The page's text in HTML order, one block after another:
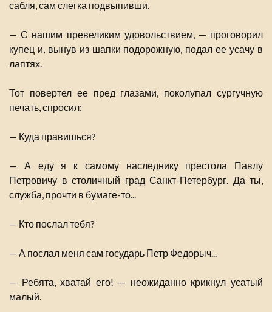
сабля, сам слегка подвыпивши.
— С нашим превеликим удовольствием, — проговорил
купец и, вынув из шапки подорожную, подал ее усачу в
лаптях.
Тот повертел ее пред глазами, поколупал сургучную
печать, спросил:
— Куда правишься?
— А еду я к самому наследнику престола Павлу
Петровичу в столичный град Санкт-Петербург. Да ты,
служба, прочти в бумаге-то...
— Кто послал тебя?
— А послал меня сам государь Петр Федорыч...
— Ребята, хватай его! — неожиданно крикнул усатый
малый.